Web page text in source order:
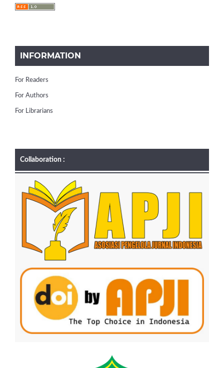
INFORMATION
For Readers
For Authors
For Librarians
Collaboration :